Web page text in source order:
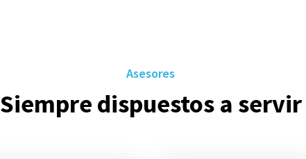
Asesores
Siempre dispuestos a servir